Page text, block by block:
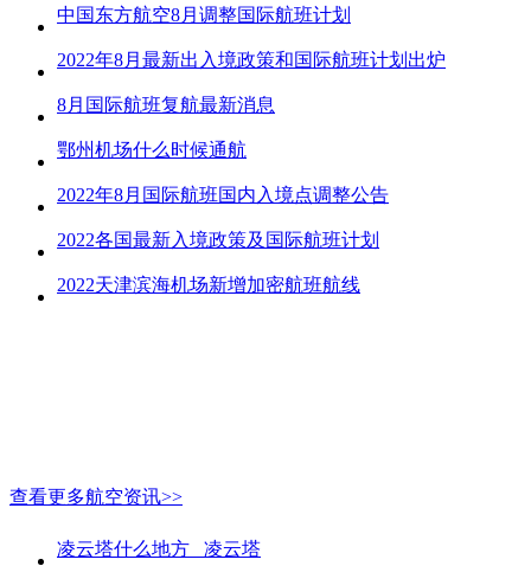
中国东方航空8月调整国际航班计划
2022年8月最新出入境政策和国际航班计划出炉
8月国际航班复航最新消息
鄂州机场什么时候通航
2022年8月国际航班国内入境点调整公告
2022各国最新入境政策及国际航班计划
2022天津滨海机场新增加密航班航线
查看更多航空资讯>>
凌云塔什么地方_ 凌云塔